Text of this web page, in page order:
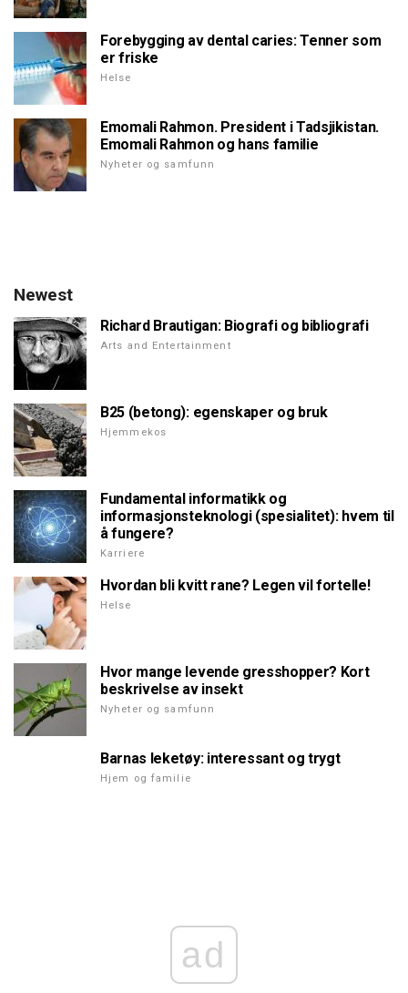
Forebygging av dental caries: Tenner som
er friske
Helse
Emomali Rahmon. President i Tadsjikistan.
Emomali Rahmon og hans familie
Nyheter og samfunn
Newest
Richard Brautigan: Biografi og bibliografi
Arts and Entertainment
B25 (betong): egenskaper og bruk
Hjemmekos
Fundamental informatikk og
informasjonsteknologi (spesialitet): hvem til
å fungere?
Karriere
Hvordan bli kvitt rane? Legen vil fortelle!
Helse
Hvor mange levende gresshopper? Kort
beskrivelse av insekt
Nyheter og samfunn
Barnas leketøy: interessant og trygt
Hjem og familie
ad